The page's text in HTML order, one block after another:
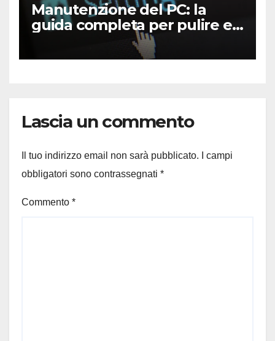
Manutenzione del PC: la
guida completa per pulire e
ottimizzare il tuo computer
Lascia un commento
Il tuo indirizzo email non sarà pubblicato.
I campi
obbligatori sono contrassegnati *
Commento *